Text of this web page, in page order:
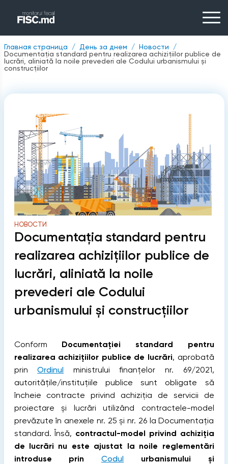
Главная страница День за днем
Новости
Documentația standard pentru realizarea achizițiilor publice de
lucrări, aliniată la noile prevederi ale Codului urbanismului și
construcțiilor
НОВОСТИ
Documentația standard pentru
realizarea achizițiilor publice de
lucrări, aliniată la noile
prevederi ale Codului
urbanismului și construcțiilor
Conform Documentației standard pentru
realizarea achizițiilor publice de lucrări, aprobată
prinOrdinul ministrului finanțelor nr. 69/2021,
autoritățile/instituțiile publice sunt obligate să
încheie contracte privind achiziția de servicii de
proiectare și lucrări utilizând contractele-model
prevăzute în anexele nr. 25 și nr. 26 la Documentația
standard. Însă, contractul-model privind achiziția
de lucrări nu este ajustat la noile reglementări
introduse prin Codul urbanismului și